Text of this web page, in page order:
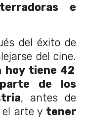
e
del éxito de
del cine.
hoy tiene 42
de los
, antes de
arte y tener